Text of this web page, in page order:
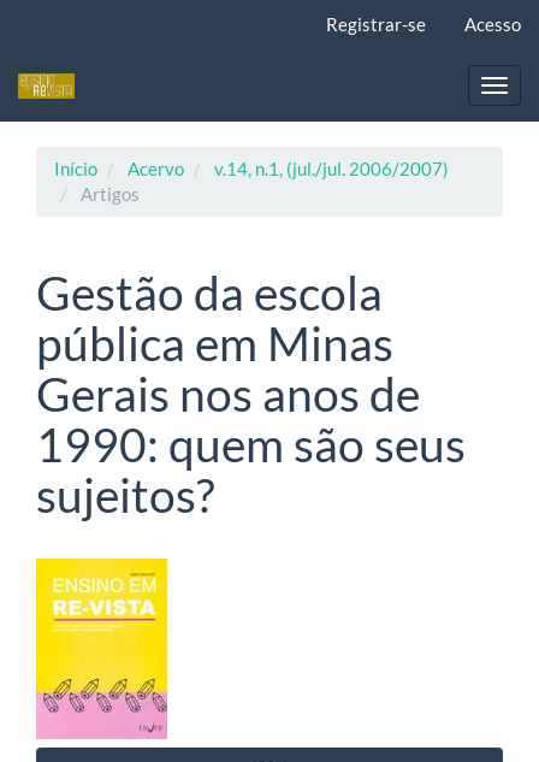
principal
Registrar-se Acesso
Início Acervo
v.14, n.1, (jul./jul. 2006/2007)
Artigos
Gestão da escola
pública em Minas
Gerais nos anos de
1990: quem são seus
sujeitos?
Barra
lateral
de
artigos